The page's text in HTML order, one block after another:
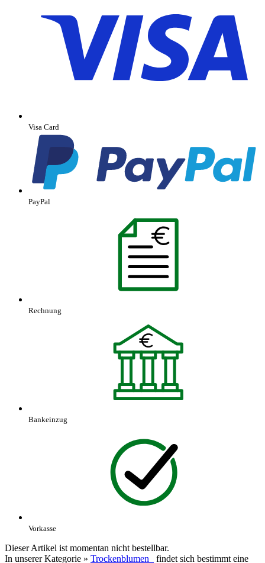
Visa Card
PayPal
Rechnung
Bankeinzug
Vorkasse
Dieser Artikel ist momentan nicht bestellbar.
In unserer Kategorie » Trockenblumen findet sich bestimmt eine